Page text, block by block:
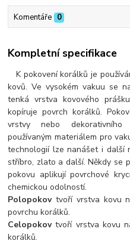
Komentáře 0
Kompletní specifikace
K pokovení korálků je
kovů. Ve vysokém vakuu se
tenká vrstva kovového
kopíruje povrch korálků.
vrstvy nebo dekorativního
používaným materiálem pro
technologií lze nanášet i další
stříbro, zlato a další. Někdy se
pokovu aplikují povrchové
chemickou odolností.
Polopokovtvoří vrstva kovu
povrchu korálků.
Celopokovtvoří vrstva kovu
korálků.